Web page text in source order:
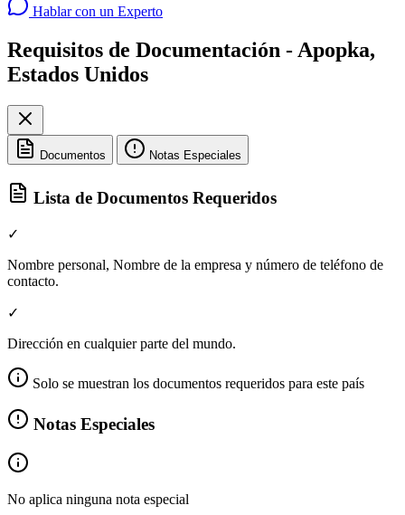
Hablar con un Experto
Requisitos de Documentación - Apopka,
Estados Unidos
Documentos Notas Especiales
Lista de Documentos Requeridos
✓
Nombre personal, Nombre de la empresa y número de teléfono de
contacto.
✓
Dirección en cualquier parte del mundo.
Solo se muestran los documentos requeridos para este país
Notas Especiales
No aplica ninguna nota especial